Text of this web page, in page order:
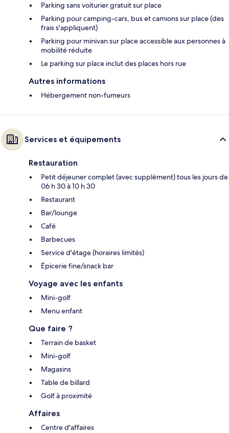
Parking sans voiturier gratuit sur place
Parking pour camping-cars, bus et camions sur place (des
frais s'appliquent)
Parking pour minivan sur place accessible aux personnes à
mobilité réduite
Le parking sur place inclut des places hors rue
Autres informations
Hébergement non-fumeurs
Services et équipements
Restauration
Petit déjeuner complet (avec supplément) tous les jours de
06 h 30 à 10 h 30
Restaurant
Bar/lounge
Café
Barbecues
Service d'étage (horaires limités)
Épicerie fine/snack bar
Voyage avec les enfants
Mini-golf
Menu enfant
Que faire ?
Terrain de basket
Mini-golf
Magasins
Table de billard
Golf à proximité
Affaires
Centre d'affaires